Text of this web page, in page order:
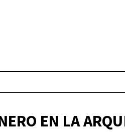
la Cultura
1965-
EN LA